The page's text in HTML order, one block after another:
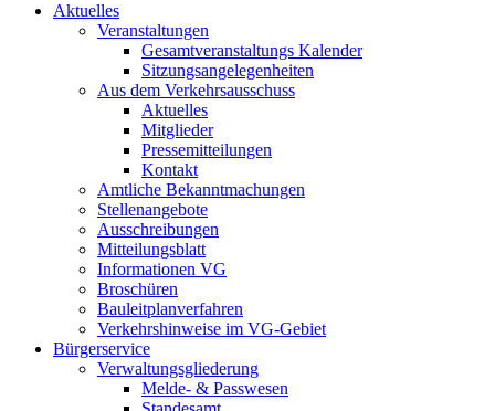
Aktuelles
Veranstaltungen
Gesamtveranstaltungs Kalender
Sitzungsangelegenheiten
Aus dem Verkehrsausschuss
Aktuelles
Mitglieder
Pressemitteilungen
Kontakt
Amtliche Bekanntmachungen
Stellenangebote
Ausschreibungen
Mitteilungsblatt
Informationen VG
Broschüren
Bauleitplanverfahren
Verkehrshinweise im VG-Gebiet
Bürgerservice
Verwaltungsgliederung
Melde- & Passwesen